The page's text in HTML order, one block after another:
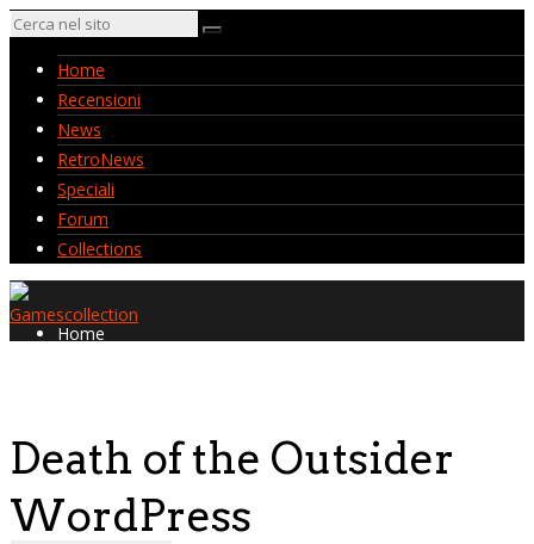
Home
Recensioni
News
RetroNews
Speciali
Forum
Collections
Home
Speciali
Forum
Collections
Death of the Outsider
WordPress